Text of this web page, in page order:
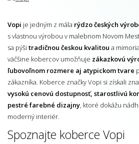
Vopi je jedným z mála rýdzo českých
s vlastnou výrobou v malebnom Novom
sa pýši tradičnou českou kvalitou a
väčšine kobercov umožňuje zákazkovú
ľubovoľnom rozmere aj atypickom tvare
zákazníka. Koberce značky Vopi si získali
vysokú cenovú dostupnosť, starostlivú
pestré farebné dizajny, ktoré dokážu
moderný interiér.
Spoznajte koberce Vopi